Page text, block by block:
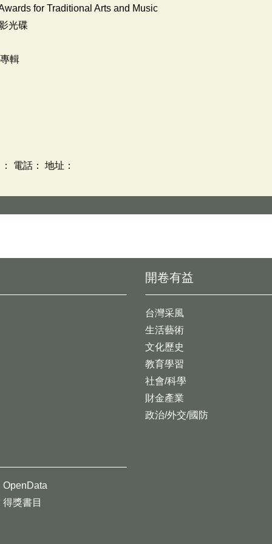
for Traditional Arts and Music
光碟
輯
電話： 地址：
開卷有益
台灣采風
生活藝術
文化歷史
教育學習
社會/科學
財金產業
政治/外交/國防
OpenData
得獎書目